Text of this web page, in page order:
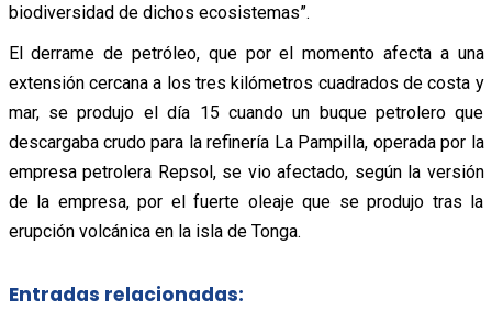
biodiversidad de dichos ecosistemas”.
El derrame de petróleo, que por el momento afecta a una
extensión cercana a los tres kilómetros cuadrados de costa y
mar, se produjo el día 15 cuando un buque petrolero que
descargaba crudo para la refinería La Pampilla, operada por la
empresa petrolera Repsol, se vio afectado, según la versión
de la empresa, por el fuerte oleaje que se produjo tras la
erupción volcánica en la isla de Tonga.
Entradas relacionadas: